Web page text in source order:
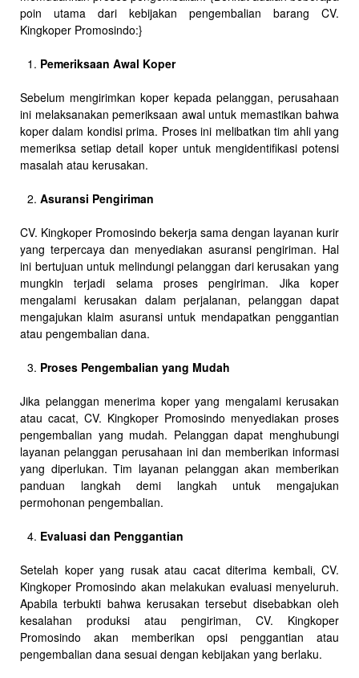
poin utama dari kebijakan pengembalian barang CV.
Kingkoper Promosindo:}
Pemeriksaan Awal Koper
Sebelum mengirimkan koper kepada pelanggan, perusahaan
ini melaksanakan pemeriksaan awal untuk memastikan bahwa
koper dalam kondisi prima. Proses ini melibatkan tim ahli yang
memeriksa setiap detail koper untuk mengidentifikasi potensi
masalah atau kerusakan.
Asuransi Pengiriman
CV. Kingkoper Promosindo bekerja sama dengan layanan kurir
yang terpercaya dan menyediakan asuransi pengiriman. Hal
ini bertujuan untuk melindungi pelanggan dari kerusakan yang
mungkin terjadi selama proses pengiriman. Jika koper
mengalami kerusakan dalam perjalanan, pelanggan dapat
mengajukan klaim asuransi untuk mendapatkan penggantian
atau pengembalian dana.
Proses Pengembalian yang Mudah
Jika pelanggan menerima koper yang mengalami kerusakan
atau cacat, CV. Kingkoper Promosindo menyediakan proses
pengembalian yang mudah. Pelanggan dapat menghubungi
layanan pelanggan perusahaan ini dan memberikan informasi
yang diperlukan. Tim layanan pelanggan akan memberikan
panduan langkah demi langkah untuk mengajukan
permohonan pengembalian.
Evaluasi dan Penggantian
Setelah koper yang rusak atau cacat diterima kembali, CV.
Kingkoper Promosindo akan melakukan evaluasi menyeluruh.
Apabila terbukti bahwa kerusakan tersebut disebabkan oleh
kesalahan produksi atau pengiriman, CV. Kingkoper
Promosindo akan memberikan opsi penggantian atau
pengembalian dana sesuai dengan kebijakan yang berlaku.